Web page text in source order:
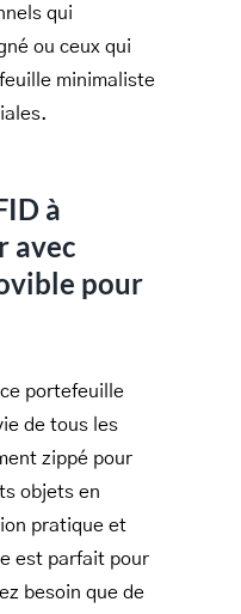
qui
ou ceux qui
minimaliste
à
avec
pour
portefeuille
de tous les
zippé pour
objets en
pratique et
est parfait pour
besoin que de